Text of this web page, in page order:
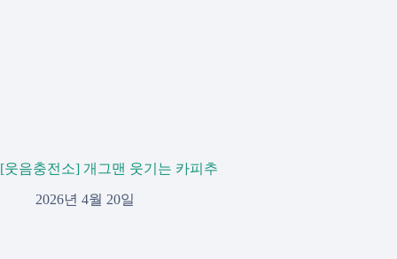
[웃음충전소] 개그맨 웃기는 카피추
2026년 4월 20일